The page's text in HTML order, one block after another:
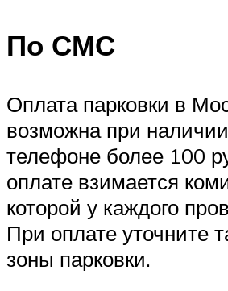
По СМС
Оплата парковки в
возможна при
телефоне более 100
оплате взимается
которой у каждого
При оплате уточните
зоны парковки.